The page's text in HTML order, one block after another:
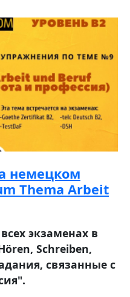
немецком
Thema Arbeit
экзаменах в
Schreiben,
связанные с